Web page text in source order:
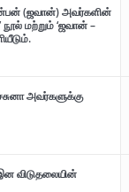
(ஜவான்) அவர்களின்
நூல் மற்றும் ‘ஜவான் –
அவர்களுக்கு
விடுதலையின்